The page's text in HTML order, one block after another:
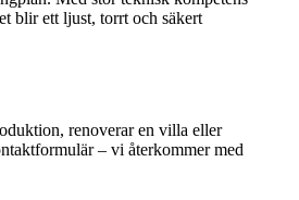
blir ett ljust, torrt och säkert
renoverar en villa eller
– vi återkommer med